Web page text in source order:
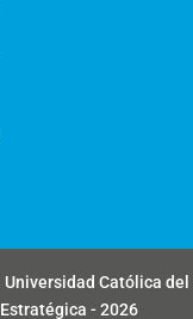
Católica del
- 2026